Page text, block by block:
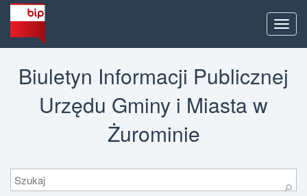
Menu
Biuletyn Informacji Publicznej
Urzędu Gminy i Miasta w
Żurominie
Szukaj
⚲